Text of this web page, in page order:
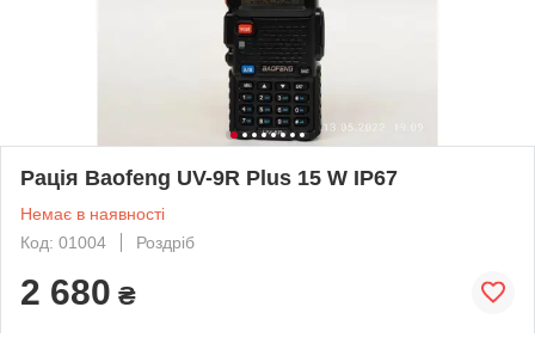
Рація Baofeng UV-9R Plus 15 W IP67
Немає в наявності
Код: 01004
Роздріб
2 680 ₴